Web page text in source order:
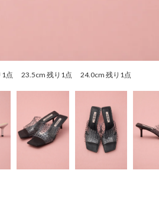
1点 23.5cm 残り1点 24.0cm 残り1点